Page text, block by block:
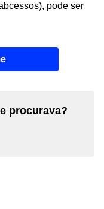
pode ser
procurava?